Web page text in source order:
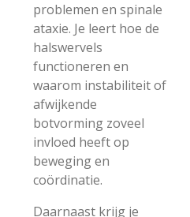
problemen en spinale
ataxie. Je leert hoe de
halswervels
functioneren en
waarom instabiliteit of
afwijkende
botvorming zoveel
invloed heeft op
beweging en
coördinatie.
Daarnaast krijg je